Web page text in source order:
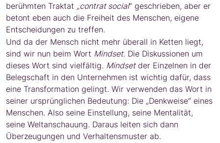
berühmten Traktat „contrat social“ geschrieben, aber er
betont eben auch die Freiheit des Menschen, eigene
Entscheidungen zu treffen.
Und da der Mensch nicht mehr überall in Ketten liegt,
sind wir nun beim Wort Mindset. Die Diskussionen um
dieses Wort sind vielfältig. Mindsetder Einzelnen in der
Belegschaft in den Unternehmen ist wichtig dafür, dass
eine Transformation gelingt. Wir verwenden das Wort in
seiner ursprünglichen Bedeutung: Die „Denkweise“ eines
Menschen. Also seine Einstellung, seine Mentalität,
seine Weltanschauung. Daraus leiten sich dann
Überzeugungen und Verhaltensmuster ab.